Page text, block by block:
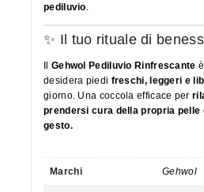
pediluvio
✨ Il tuo rituale di
Il Gehwol Pediluvio Rinfrescante
desidera piedi freschi, leggeri e
giorno. Una coccola efficace per
prendersi cura della propria pelle
gesto.
Marchi Gehwol